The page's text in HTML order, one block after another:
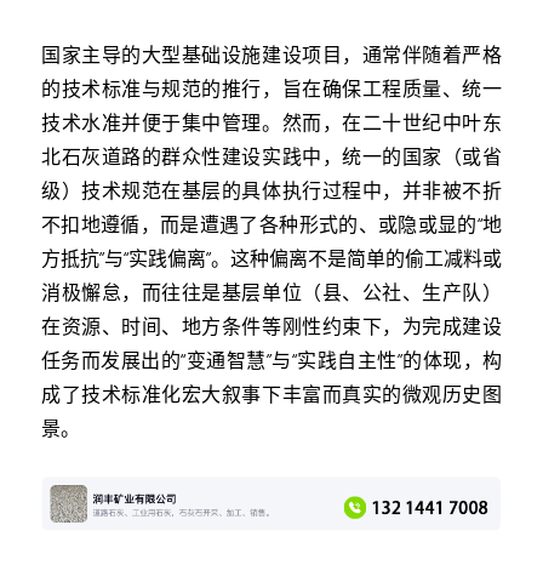
国家主导的大型基础设施建设项目，通常伴随着严格
的技术标准与规范的推行，旨在确保工程质量、统一
技术水准并便于集中管理。然而，在二十世纪中叶东
北石灰道路的群众性建设实践中，统一的国家（或省
级）技术规范在基层的具体执行过程中，并非被不折
不扣地遵循，而是遭遇了各种形式的、或隐或显的“地
方抵抗”与“实践偏离”。这种偏离不是简单的偷工减料或
消极懈怠，而往往是基层单位（县、公社、生产队）
在资源、时间、地方条件等刚性约束下，为完成建设
任务而发展出的“变通智慧”与“实践自主性”的体现，构
成了技术标准化宏大叙事下丰富而真实的微观历史图
景。